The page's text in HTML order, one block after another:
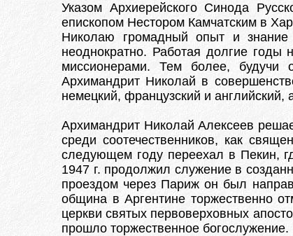
Указом Архиерейского Синода
епископом Нестором Камчатским в
Николаю громадный опыт и
неоднократно. Работая долгие
миссионерами. Тем более, будучи
Архимандрит Николай в
немецкий, французский и английский,
Архимандрит Николай Алексеев
среди соотечественников, как
следующем году переехал в Пекин,
1947 г. продолжил служение в
проездом через Париж он был
община в Аргентине торжественно
церкви святых первоверховных
прошло торжественное богослужение.